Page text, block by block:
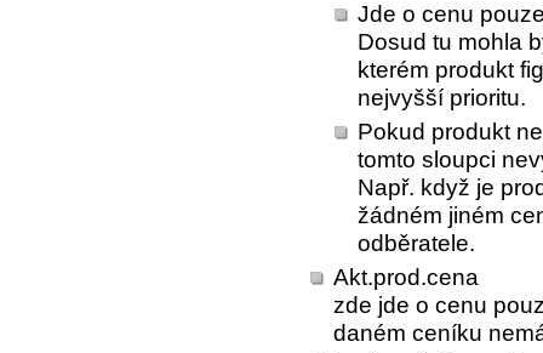
Jde o cenu
Dosud tu mohla
kterém produkt
nejvyšší prioritu.
Pokud produkt
tomto sloupci
Např. když je
žádném jiném
odběratele.
Akt.prod.cena
zde jde o cenu
daném ceníku